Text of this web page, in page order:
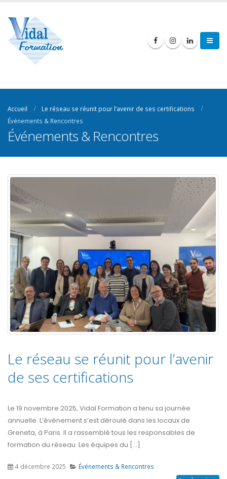
Accueil
Le réseau se réunit pour l’avenir de ses certifications
Événements & Rencontres
Événements & Rencontres
Le réseau se réunit pour l’avenir
de ses certifications
Le 19 novembre 2025, Vidal Formation a tenu sa journée
annuelle. L’événement s’est déroulé dans les locaux de
Greneta, à Paris. Il a rassemblé tous les responsables de
formation du réseau. Les équipes du [...]
4 décembre 2025 Événements & Rencontres